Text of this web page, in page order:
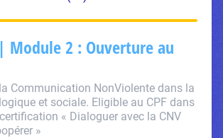
Module 2 : Ouverture au
Communication NonViolente dans la
et sociale. Eligible au CPF dans
« Dialoguer avec la CNV
»